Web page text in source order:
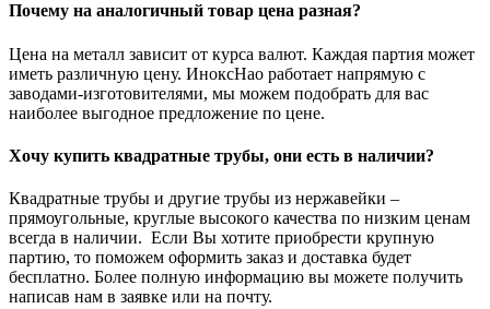
Почему на аналогичный товар цена разная?
Цена на металл зависит от курса валют. Каждая партия может
иметь различную цену. ИноксНао работает напрямую с
заводами-изготовителями, мы можем подобрать для вас
наиболее выгодное предложение по цене.
Хочу купить квадратные трубы, они есть в наличии?
Квадратные трубы и другие трубы из нержавейки –
прямоугольные, круглые высокого качества по низким ценам
всегда в наличии. Если Вы хотите приобрести крупную
партию, то поможем оформить заказ и доставка будет
бесплатно. Более полную информацию вы можете получить
написав нам в заявке или на почту.